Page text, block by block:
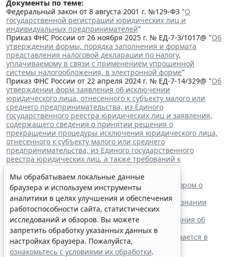
Документы по теме:
Федеральный закон от 8 августа 2001 г. №129-ФЗ "О
государственной регистрации юридических лиц и
индивидуальных предпринимателей"
Приказ ФНС России от 26 ноября 2025 г. № ЕД-7-3/1017@ "Об
утверждении формы, порядка заполнения и формата
представления налоговой декларации по налогу,
уплачиваемому в связи с применением упрощенной
системы налогообложения, в электронной форме"
Приказ ФНС России от 22 апреля 2024 г. № ЕД-7-14/329@ "Об
утверждении форм заявления об исключении
юридического лица, отнесенного к субъекту малого или
среднего предпринимательства, из Единого
государственного реестра юридических лиц и заявления,
содержащего сведения о принятии решения о
прекращении процедуры исключения юридического лица,
отнесенного к субъекту малого или среднего
предпринимательства, из Единого государственного
реестра юридических лиц, а также требований к
оформлению указанных заявлений"
Читайте также:
ВС РФ поддержал заявителя в споре с регистратором о
внесении записи в ЕГРЮЛ
Суд обязал заключить трудовой договор при признании
отказа в приеме незаконным
Резидентам РФ указали на нюансы информирования об
открытии счетов за границей
Обеспечительный платеж в рамках СПОТ учитывается в
расходах по УСН
Мы обрабатываем локальные данные
браузера и используем инструменты
аналитики в целях улучшения и обеспечения
работоспособности сайта, статистических
исследований и обзоров. Вы можете
запретить обработку указанных данных в
настройках браузера. Пожалуйста,
ознакомьтесь с условиями их обработки.